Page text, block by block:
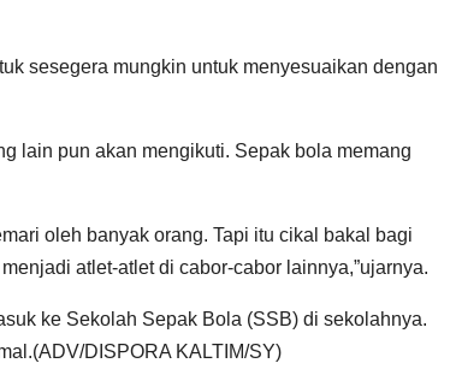
sesegera mungkin untuk menyesuaikan dengan
lain pun akan mengikuti. Sepak bola memang
oleh banyak orang. Tapi itu cikal bakal bagi
atlet-atlet di cabor-cabor lainnya,”ujarnya.
ke Sekolah Sepak Bola (SSB) di sekolahnya.
DISPORA KALTIM/SY)